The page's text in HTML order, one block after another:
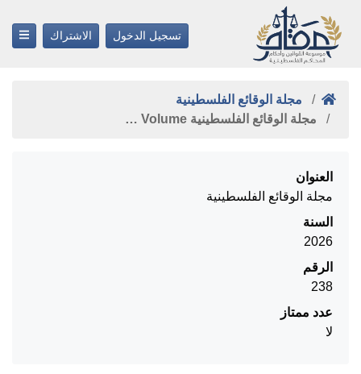
تسجيل الدخول الاشتراك
مجلة الوقائع الفلسطينية
مجلة الوقائع الفلسطينية Volume …
العنوان
مجلة الوقائع الفلسطينية
السنة
2026
الرقم
238
عدد ممتاز
لا